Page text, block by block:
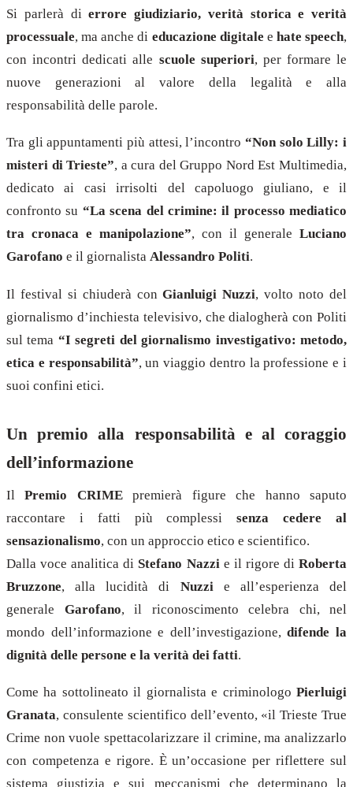
Si parlerà dierrore giudiziario, verità storica e verità
processuale, ma anche di educazione digitale e hate speech,
con incontri dedicati alle scuole superiori, per formare le
nuove generazioni al valore della legalità e alla
responsabilità delle parole.
Tra gli appuntamenti più attesi, l’incontro “Non solo Lilly: i
misteri di Trieste”, a cura del Gruppo Nord Est Multimedia,
dedicato ai casi irrisolti del capoluogo giuliano, e il
confronto su “La scena del crimine: il processo mediatico
tra cronaca e manipolazione”, con il generale Luciano
Garofano e il giornalista Alessandro Politi.
Il festival si chiuderà conGianluigi Nuzzi, volto noto del
giornalismo d’inchiesta televisivo, che dialogherà con Politi
sul tema “I segreti del giornalismo investigativo: metodo,
etica e responsabilità”, un viaggio dentro la professione e i
suoi confini etici.
Un premio alla responsabilità e al coraggio
dell’informazione
IlPremio CRIMEpremierà figure che hanno saputo
raccontare i fatti più complessisenza cedere al
sensazionalismo, con un approccio etico e scientifico.
Dalla voce analitica di Stefano Nazzi e il rigore diRoberta
Bruzzone, alla lucidità di Nuzzi e all’esperienza del
generale Garofano, il riconoscimento celebra chi, nel
mondo dell’informazione e dell’investigazione,difende la
dignità delle persone e la verità dei fatti.
Come ha sottolineato il giornalista e criminologo Pierluigi
Granata, consulente scientifico dell’evento, «il Trieste True
Crime non vuole spettacolarizzare il crimine, ma analizzarlo
con competenza e rigore. È un’occasione per riflettere sul
sistema giustizia e sui meccanismi che determinano la